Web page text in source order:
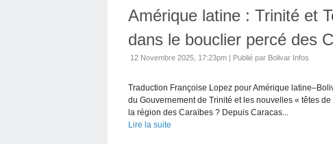
Amérique latine : Trinité et
dans le bouclier percé des
12 Novembre 2025, 17:23pm | Publié par Bolivar Infos
Traduction Françoise Lopez pour Amérique
du Gouvernement de Trinité et les nouvelles « têtes
la région des Caraïbes ? Depuis Caracas...
Lire la suite